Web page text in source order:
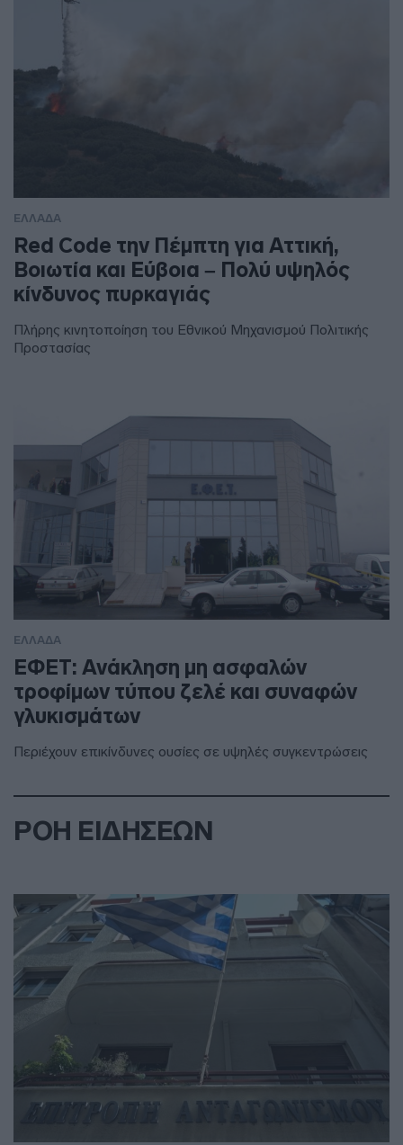
ΕΛΛΑΔΑ
Red Code την Πέμπτη για Αττική,
Βοιωτία και Εύβοια – Πολύ υψηλός
κίνδυνος πυρκαγιάς
Πλήρης κινητοποίηση του Εθνικού Μηχανισμού Πολιτικής
Προστασίας
ΕΛΛΑΔΑ
ΕΦΕΤ: Ανάκληση μη ασφαλών
τροφίμων τύπου ζελέ και συναφών
γλυκισμάτων
Περιέχουν επικίνδυνες ουσίες σε υψηλές συγκεντρώσεις
ΡΟΗ ΕΙΔΗΣΕΩΝ